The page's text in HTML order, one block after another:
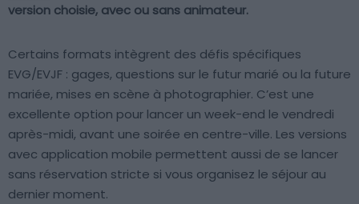
version choisie, avec ou sans animateur.
Certains formats intègrent des défis spécifiques
EVG/EVJF : gages, questions sur le futur marié ou la future
mariée, mises en scène à photographier. C’est une
excellente option pour lancer un week-end le vendredi
après-midi, avant une soirée en centre-ville. Les versions
avec application mobile permettent aussi de se lancer
sans réservation stricte si vous organisez le séjour au
dernier moment.